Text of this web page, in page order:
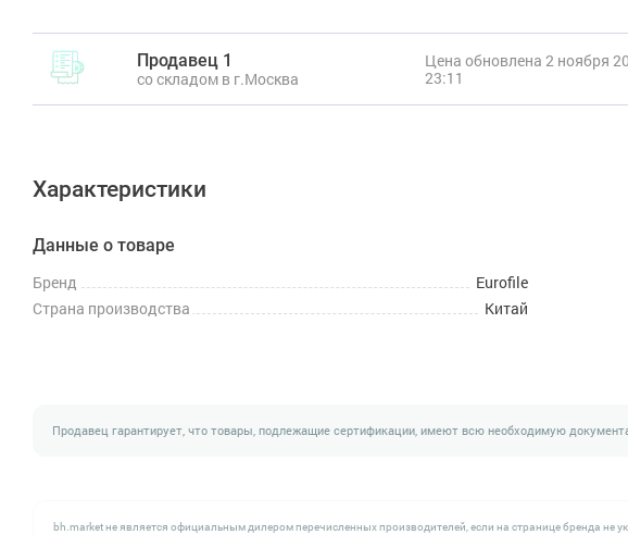
Продавец 1
со складом в г.Москва
Цена обновлена 2 ноября
23:11
Характеристики
Данные о товаре
Бренд
Eurofile
Страна производства
Китай
Продавец гарантирует, что товары, подлежащие сертификации, имеют всю необходимую
bh.market не является официальным дилером перечисленных производителей, если на странице бренда не